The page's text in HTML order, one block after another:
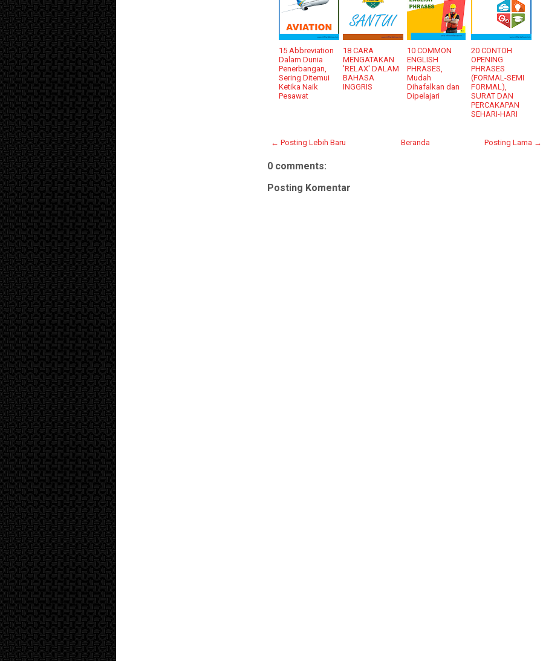
15 Abbreviation
Dalam Dunia
Penerbangan,
Sering Ditemui
Ketika Naik
Pesawat
18 CARA
MENGATAKAN
'RELAX' DALAM
BAHASA
INGGRIS
10 COMMON
ENGLISH
PHRASES,
Mudah
Dihafalkan dan
Dipelajari
20 CONTOH
OPENING
PHRASES
(FORMAL-SEMI
FORMAL),
SURAT DAN
PERCAKAPAN
SEHARI-HARI
← Posting Lebih Baru Posting Lama →
Beranda
0 comments:
Posting Komentar